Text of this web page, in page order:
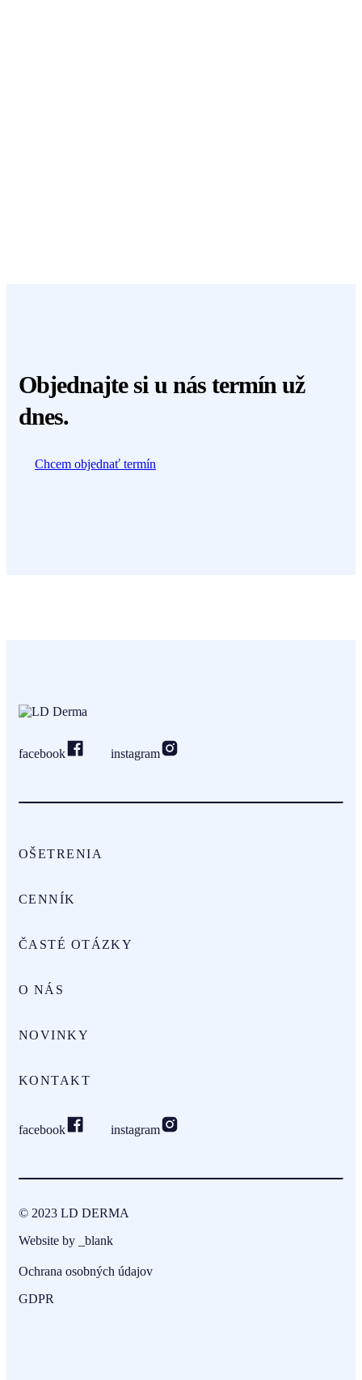
Objednajtesi u nás termín už
dnes.
Chcem objednať termín
facebook instagram
OŠETRENIA
CENNÍK
ČASTÉ OTÁZKY
O NÁS
NOVINKY
KONTAKT
facebook instagram
© 2023 LD DERMA
Website by
_blank
Ochrana osobných údajov
GDPR